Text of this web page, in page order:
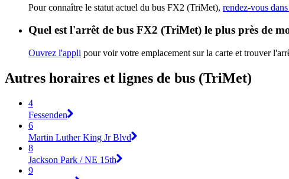
Pour connaître le statut actuel du bus FX2 (TriMet), rendez-vous
Quel est l'arrêt de bus FX2 (TriMet) le plus près de
Ouvrez l'appli pour voir votre emplacement sur la carte et trouver
Autres horaires et lignes de bus (TriMet)
4
Fessenden
6
Martin Luther King Jr Blvd
8
Jackson Park / NE 15th
9